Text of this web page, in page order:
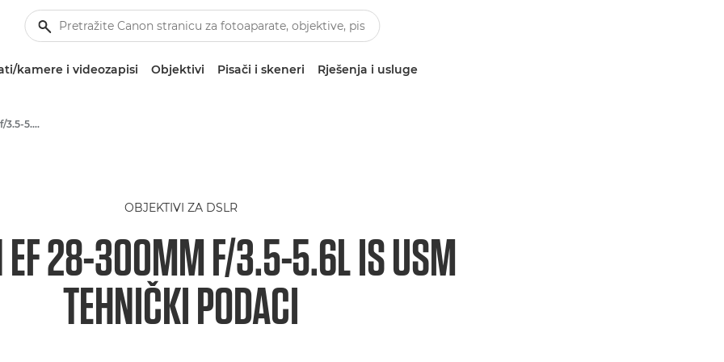
kamere i videozapisi Objektivi Pisači i skeneri Rješenja i usluge
Canon EF 28-300mm f/3.5-5.6L IS USM - Lenses - Camera & Photo lenses
OBJEKTIVI ZA DSLR
EF 28-300MM F/3.5-5.6L IS USM
TEHNIČKI PODACI